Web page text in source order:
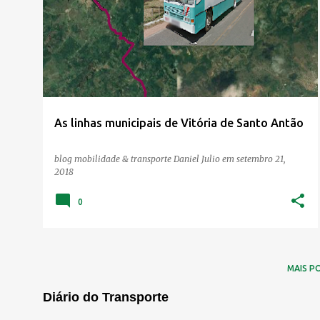
o
s
t
a
g
As linhas municipais de Vitória de Santo Antão
blog mobilidade & transporte Daniel Julio em setembro 21,
2018
0
MAIS
Diário do Transporte